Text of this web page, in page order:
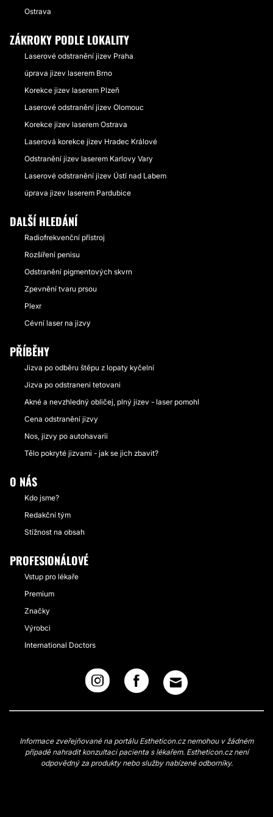
Ostrava
ZÁKROKY PODLE LOKALITY
Laserové odstranění jizev Praha
úprava jizev laserem Brno
Korekce jizev laserem Plzeň
Laserové odstranění jizev Olomouc
Korekce jizev laserem Ostrava
Laserová korekce jizev Hradec Králové
Odstranění jizev laserem Karlovy Vary
Laserové odstranění jizev Ústí nad Labem
úprava jizev laserem Pardubice
DALŠÍ HLEDÁNÍ
Radiofrekvenční přístroj
Rozšíření penisu
Odstranění pigmentových skvrn
Zpevnění tvaru prsou
Plexr
Cévní laser na jizvy
PŘÍBĚHY
Jizva po odběru štěpu z lopaty kyčelní
Jizva po odstraneni tetovani
Akné a nevzhledný obličej, plný jizev - laser pomohl
Cena odstranění jizvy
Nos, jizvy po autohavarii
Tělo pokryté jizvami - jak se jich zbavit?
O NÁS
Kdo jsme?
Redakční tým
Stížnost na obsah
PROFESIONÁLOVÉ
Vstup pro lékaře
Premium
Značky
Výrobci
International Doctors
Informace zveřejňované na portálu Estheticon.cz nemohou v žádném
případě nahradit konzultaci pacienta s lékařem. Estheticon.cz není
odpovědný za produkty nebo služby nabízené odborníky.